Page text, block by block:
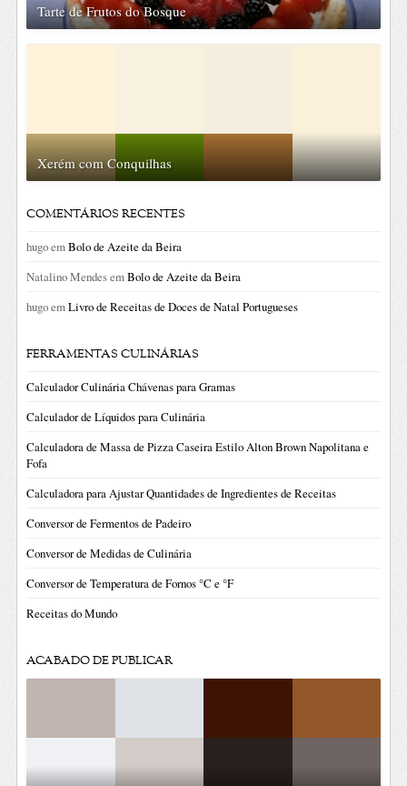
Tarte de Frutos do Bosque
Xerém com Conquilhas
COMENTÁRIOS RECENTES
hugoemBolo de Azeite da Beira
Natalino MendesemBolo de Azeite da Beira
hugoemLivro de Receitas de Doces de Natal Portugueses
FERRAMENTAS CULINÁRIAS
Calculador Culinária Chávenas para Gramas
Calculador de Líquidos para Culinária
Calculadora de Massa de Pizza Caseira Estilo Alton Brown Napolitana e
Fofa
Calculadora para Ajustar Quantidades de Ingredientes de Receitas
Conversor de Fermentos de Padeiro
Conversor de Medidas de Culinária
Conversor de Temperatura de Fornos °C e °F
Receitas do Mundo
ACABADO DE PUBLICAR